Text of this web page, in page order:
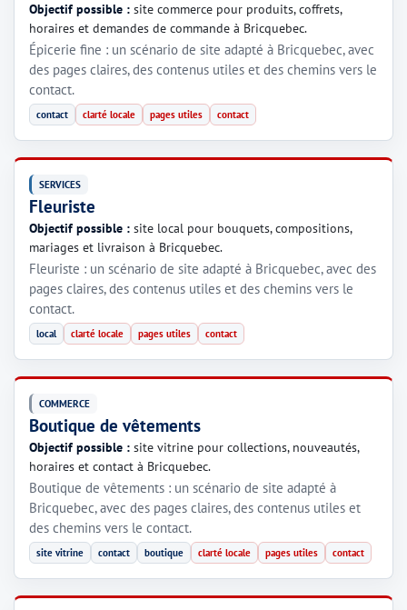
Objectif possible : site commerce pour produits, coffrets,
horaires et demandes de commande à Bricquebec.
Épicerie fine : un scénario de site adapté à Bricquebec, avec
des pages claires, des contenus utiles et des chemins vers le
contact.
contact clarté locale pages utiles contact
SERVICES
Fleuriste
Objectif possible : site local pour bouquets, compositions,
mariages et livraison à Bricquebec.
Fleuriste : un scénario de site adapté à Bricquebec, avec des
pages claires, des contenus utiles et des chemins vers le
contact.
local clarté locale pages utiles contact
COMMERCE
Boutique de vêtements
Objectif possible : site vitrine pour collections, nouveautés,
horaires et contact à Bricquebec.
Boutique de vêtements : un scénario de site adapté à
Bricquebec, avec des pages claires, des contenus utiles et
des chemins vers le contact.
site vitrine contact boutique clarté locale pages utiles contact